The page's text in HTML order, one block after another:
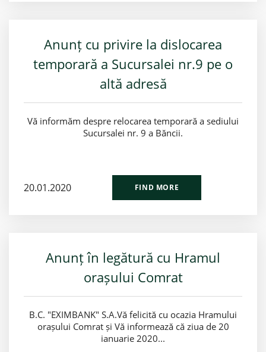
Anunț cu privire la dislocarea
temporară a Sucursalei nr.9 pe o
altă adresă
Vă informăm despre relocarea temporară a sediului
Sucursalei nr. 9 a Băncii.
20.01.2020 FIND MORE
Anunț în legătură cu Hramul
orașului Comrat
B.C. "EXIMBANK" S.A.Vă felicită cu ocazia Hramului
orașului Comrat și Vă informează că ziua de 20
ianuarie 2020...